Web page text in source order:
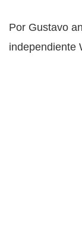
Por Gustavo
independiente